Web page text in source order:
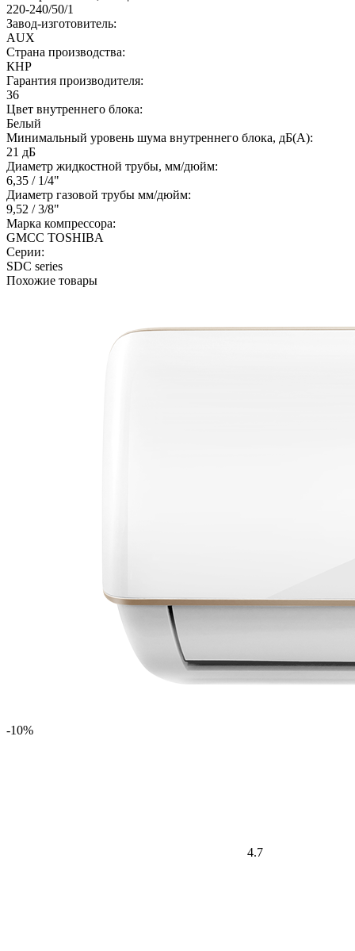
220-240/50/1
Завод-изготовитель:
AUX
Страна производства:
КНР
Гарантия производителя:
36
Цвет внутреннего блока:
Белый
Минимальный уровень шума внутреннего блока, дБ(А):
21 дБ
Диаметр жидкостной трубы, мм/дюйм:
6,35 / 1/4"
Диаметр газовой трубы мм/дюйм:
9,52 / 3/8"
Марка компрессора:
GMCC TOSHIBA
Серии:
SDC series
Похожие товары
-10%
4.7